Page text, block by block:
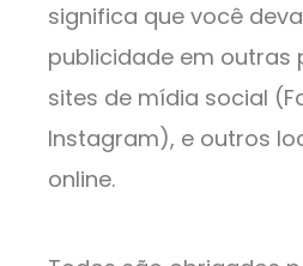
significa que você
publicidade em outras
sites de mídia social
Instagram), e outros
online.